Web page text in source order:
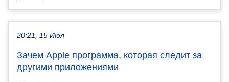
20:21, 15 Июл
Зачем Apple программа, которая следит за
другими приложениями